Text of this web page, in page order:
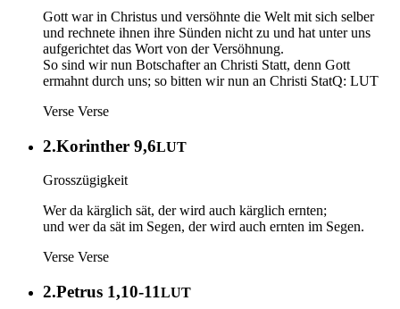
Gott war in Christus und versöhnte die Welt mit sich selber
und rechnete ihnen ihre Sünden nicht zu und hat unter uns
aufgerichtet das Wort von der Versöhnung.
So sind wir nun Botschafter an Christi Statt, denn Gott
ermahnt durch uns; so bitten wir nun an Christi StatQ: LUT
Verse Verse
2.Korinther 9,6LUT
Grosszügigkeit
Wer da kärglich sät, der wird auch kärglich ernten;
und wer da sät im Segen, der wird auch ernten im Segen.
Verse Verse
2.Petrus 1,10-11LUT